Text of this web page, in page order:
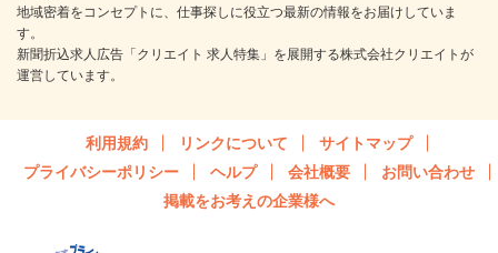
地域密着をコンセプトに、仕事探しに役立つ最新の情報をお届けしていま
す。
新聞折込求人広告「クリエイト 求人特集」を展開する株式会社クリエイトが
運営しています。
利用規約 リンクについて
サイトマップ
プライバシーポリシー
ヘルプ 会社概要
お問い合わせ
掲載をお考えの企業様へ